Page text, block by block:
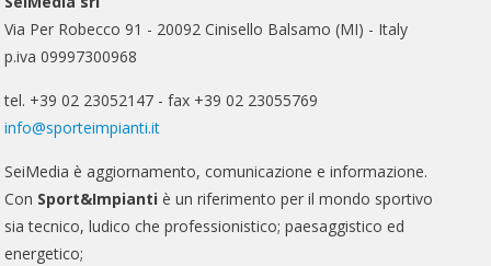
Via Per Robecco 91 - 20092 Cinisello Balsamo (MI) - Italy
p.iva 09997300968
tel. +39 02 23052147 - fax +39 02 23055769
info@sporteimpianti.it
SeiMedia è aggiornamento, comunicazione e informazione.
Con Sport&Impianti è un riferimento per il mondo sportivo
sia tecnico, ludico che professionistico; paesaggistico ed
energetico;